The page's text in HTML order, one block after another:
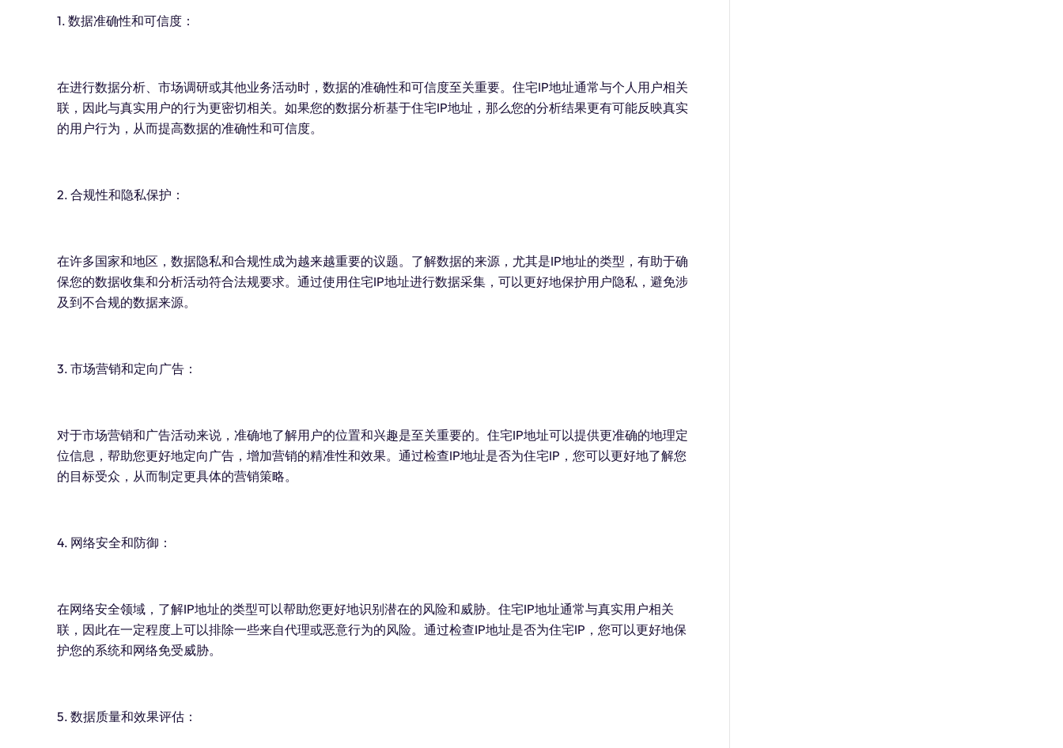
1. 数据准确性和可信度：
在进行数据分析、市场调研或其他业务活动时，数据的准确性和可信度至关重要。住宅IP地址通常与个人用户相关
联，因此与真实用户的行为更密切相关。如果您的数据分析基于住宅IP地址，那么您的分析结果更有可能反映真实
的用户行为，从而提高数据的准确性和可信度。
2. 合规性和隐私保护：
在许多国家和地区，数据隐私和合规性成为越来越重要的议题。了解数据的来源，尤其是IP地址的类型，有助于确
保您的数据收集和分析活动符合法规要求。通过使用住宅IP地址进行数据采集，可以更好地保护用户隐私，避免涉
及到不合规的数据来源。
3. 市场营销和定向广告：
对于市场营销和广告活动来说，准确地了解用户的位置和兴趣是至关重要的。住宅IP地址可以提供更准确的地理定
位信息，帮助您更好地定向广告，增加营销的精准性和效果。通过检查IP地址是否为住宅IP，您可以更好地了解您
的目标受众，从而制定更具体的营销策略。
4. 网络安全和防御：
在网络安全领域，了解IP地址的类型可以帮助您更好地识别潜在的风险和威胁。住宅IP地址通常与真实用户相关
联，因此在一定程度上可以排除一些来自代理或恶意行为的风险。通过检查IP地址是否为住宅IP，您可以更好地保
护您的系统和网络免受威胁。
5. 数据质量和效果评估：